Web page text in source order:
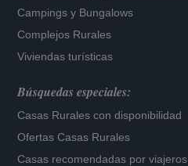
Campings y Bungalows
Complejos Rurales
Viviendas turísticas
Búsquedas especiales:
Casas Rurales con disponibilidad
Ofertas Casas Rurales
Casas recomendadas por viajeros